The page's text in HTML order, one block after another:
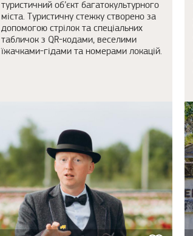
туристичний об’єкт багатокультурного
міста. Туристичну стежку створено за
допомогою стрілок та спеціальних
табличок з QR-кодами, веселими
їжачками-гідами та номерами локацій.